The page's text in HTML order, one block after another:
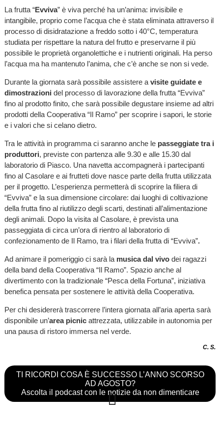
La frutta “Evviva” è viva perché ha un’anima: invisibile e
intangibile, proprio come l’acqua che è stata eliminata attraverso il
processo di disidratazione a freddo sotto i 40°C, temperatura
studiata per rispettare la natura del frutto e preservarne il più
possibile le proprietà organolettiche e i nutrienti originali. Ha perso
l’acqua ma ha mantenuto l’anima, che c’è anche se non si vede.
Durante la giornata sarà possibile assistere a visite guidate e
dimostrazioni del processo di lavorazione della frutta “Evviva”
fino al prodotto finito, che sarà possibile degustare insieme ad altri
prodotti della Cooperativa “Il Ramo” per scoprire i sapori, le storie
e i valori che si celano dietro.
Tra le attività in programma ci saranno anche le passeggiate tra i
produttori, previste con partenza alle 9.30 e alle 15.30 dal
laboratorio di Piasco. Una navetta accompagnerà i partecipanti
fino al Casolare e ai frutteti dove nasce parte della frutta utilizzata
per il progetto. L’esperienza permetterà di scoprire la filiera di
“Evviva” e la sua dimensione circolare: dai luoghi di coltivazione
della frutta fino al riutilizzo degli scarti, destinati all’alimentazione
degli animali. Dopo la visita al Casolare, è prevista una
passeggiata di circa un’ora di rientro al laboratorio di
confezionamento de Il Ramo, tra i filari della frutta di “Evviva”.
Ad animare il pomeriggio ci sarà la musica dal vivodei ragazzi
della band della Cooperativa “Il Ramo”. Spazio anche al
divertimento con la tradizionale “Pesca della Fortuna”, iniziativa
benefica pensata per sostenere le attività della Cooperativa.
Per chi desidererà trascorrere l’intera giornata all’aria aperta sarà
disponibile un’area picnic attrezzata, utilizzabile in autonomia per
una pausa di ristoro immersa nel verde.
C. S.
TI RICORDI COSA È SUCCESSO L’ANNO SCORSO
AD AGOSTO?
Ascolta il podcast con le notizie da non dimenticare